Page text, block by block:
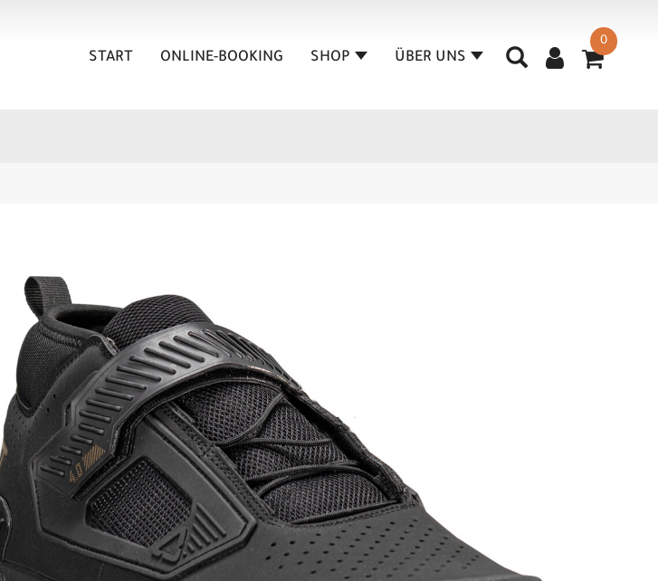
0
START ONLINE-BOOKING SHOP ÜBER UNS